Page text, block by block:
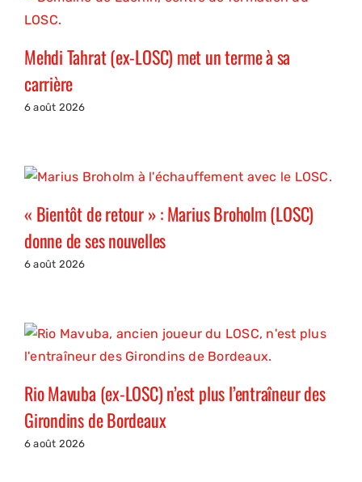
Mehdi Tahrat (ex-LOSC) met un terme à sa
carrière
6 août 2026
« Bientôt de retour » : Marius Broholm (LOSC)
donne de ses nouvelles
6 août 2026
Rio Mavuba (ex-LOSC) n’est plus l’entraîneur des
Girondins de Bordeaux
6 août 2026